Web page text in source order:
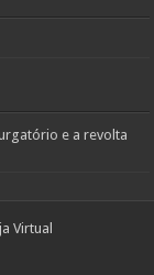
e a revolta
Virtual